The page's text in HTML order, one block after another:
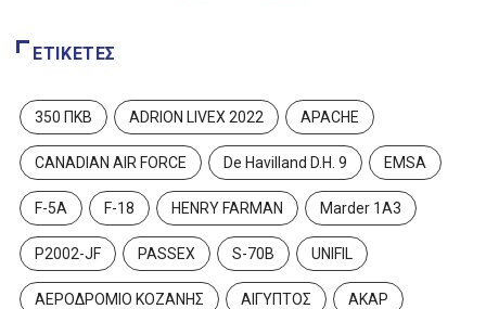
ΕΤΙΚΈΤΕΣ
350 ΠΚΒ ADRION LIVEX 2022 APACHE
CANADIAN AIR FORCE De Havilland D.H. 9 EMSA
F-5A F-18 HENRY FARMAN Marder 1A3
P2002-JF PASSEX S-70B UNIFIL
ΑΕΡΟΔΡΟΜΙΟ ΚΟΖΑΝΗΣ ΑΙΓΥΠΤΟΣ ΑΚΑΡ